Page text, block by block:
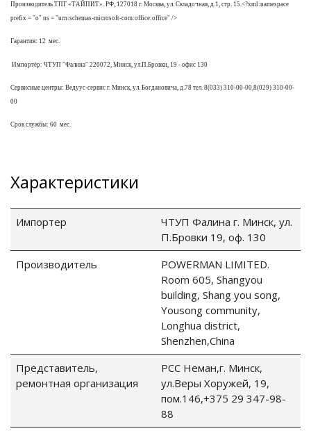
Производитель ТПГ «ТАЙПИТ». РФ, 127018 г. Москва, ул. Складочная, д.1, стр. 15.<?xml:namespace
prefix = "o" ns = "urn:schemas-microsoft-com:office:office" />
Гарантия: 12 мес.
Импортёр: ЧТУП "Фалина" 220072, Минск, ул.П.Бровки, 19 - офис 130
Сервисные центры: Ведуус-сервис г. Минск, ул. Богдановича, д.78 тел. 8(033) 310-00-00,8(029) 310-00-
00
Срок службы: 60 мес.
Характеристики
Импортер
ЧТУП Фалина г. Минск, ул.
П.Бровки 19, оф. 130
Производитель
POWERMAN LIMITED.
Room 605, Shangyou
building, Shang you song,
Yousong community,
Longhua district,
Shenzhen,China
Представитель,
ремонтная организация
РСС Неман,г. Минск,
ул.Веры Хоружей, 19,
пом.146,+375 29 347-98-
88